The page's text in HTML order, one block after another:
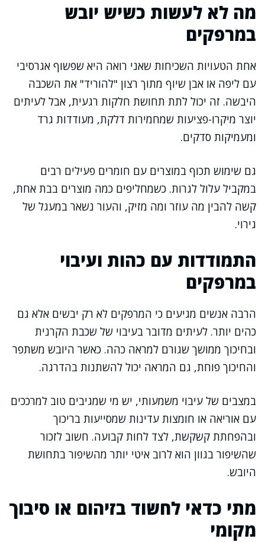
מה לא לעשות כשיש יובש
במרפקים
אחת הטעויות השכיחות שאני רואה היא שפשוף אגרסיבי
עם ליפה או אבן שיוף מתוך רצון "להוריד" את השכבה
היבשה. זה יכול לתת תחושת חלקות רגעית, אבל לעיתים
יוצר מיקרו-פציעות שמחמירות דלקת, מעודדות גרד
ומעמיקות סדקים.
גם שימוש תכוף במוצרים עם חומרים פעילים רבים
במקביל עלול לגרות. כשמחליפים כמה מוצרים בבת אחת,
קשה להבין מה עוזר ומה מזיק, והעור נשאר במעגל של
גירוי.
התמודדות עם כהות ועיבוי
במרפקים
הרבה אנשים מגיעים כי המרפקים לא רק יבשים אלא גם
כהים יותר. לעיתים מדובר בעיבוי של שכבת הקרנית
ובחיכוך ממושך שגורם למראה כהה. כאשר היובש משתפר
והחיכוך פוחת, גם המראה יכול להשתנות בהדרגה.
במצבים של עיבוי משמעותי, יש מי שמגיבים טוב למרככים
עם אוריאה או חומצות עדינות שמסייעות בריכוך
ובהפחתת קשקשת, לצד לחות קבועה. חשוב לזכור
שהשיפור בגוון הוא לרוב איטי יותר מהשיפור בתחושת
היובש.
מתי כדאי לחשוד בזיהום או סיבוך
מקומי